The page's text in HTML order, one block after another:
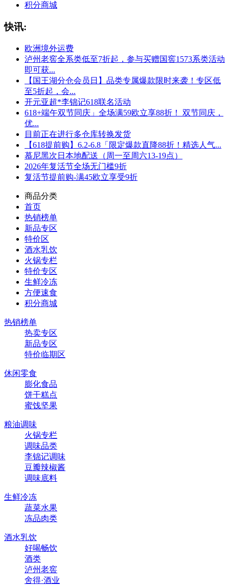
积分商城
快讯:
欧洲境外运费
泸州老窖全系类低至7折起，参与买赠国窖1573系类活动
即可获...
【国王湖分仓会员日】品类专属爆款限时来袭！专区低
至5折起，会...
开元亚超*李锦记618联名活动
618+端午双节同庆」全场满59欧立享88折！ 双节同庆，
优...
目前正在进行多仓库转换发货
【618提前购】6.2-6.8「限定爆款直降88折！精选人气...
慕尼黑次日本地配送（周一至周六13-19点）
2026年复活节全场无门槛9折
复活节提前购-满45欧立享受9折
商品分类
首页
热销榜单
新品专区
特价区
酒水乳饮
火锅专栏
特价专区
生鲜冷冻
方便速食
积分商城
热销榜单
热卖专区
新品专区
特价临期区
休闲零食
膨化食品
饼干糕点
蜜饯坚果
粮油调味
火锅专栏
调味品类
李锦记调味
豆瓣辣椒酱
调味底料
生鲜冷冻
蔬菜水果
冻品肉类
酒水乳饮
好喝畅饮
酒类
泸州老窖
舍得·酒业